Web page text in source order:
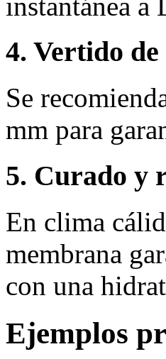
4. Vertido
Se
mm para
5. Curado y
En clima
membrana
con una
Ejemplos